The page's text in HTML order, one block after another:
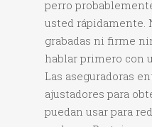
perro
usted rápidamente.
grabadas ni firme
hablar primero con
Las aseguradoras
ajustadores para
puedan usar para